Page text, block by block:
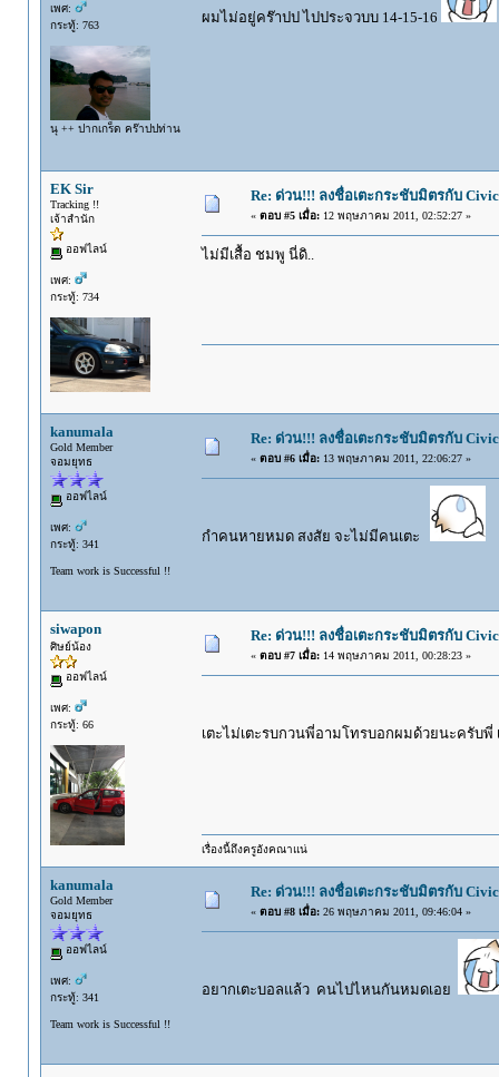
เพศ:
กระทู้: 763
นุ ++ ปากเกร็ด คร๊าปปท่าน
ผมไม่อยู่คร๊าปป ไปประจวบบ 14-15-16
EK Sir
Tracking !!
เจ้าสำนัก
ออฟไลน์
เพศ:
กระทู้: 734
Re: ด่วน!!! ลงชื่อเตะกระชับมิตรกับ Civic
« ตอบ #5 เมื่อ:12 พฤษภาคม 2011, 02:52:27 »
ไม่มีเสื้อ ชมพู นี่ดิ..
kanumala
Gold Member
จอมยุทธ
ออฟไลน์
เพศ:
กระทู้: 341
Team work is Successful !!
Re: ด่วน!!! ลงชื่อเตะกระชับมิตรกับ Civic
« ตอบ #6 เมื่อ:13 พฤษภาคม 2011, 22:06:27 »
กำคนหายหมด สงสัย จะไม่มีคนเตะ
siwapon
ศิษย์น้อง
ออฟไลน์
เพศ:
กระทู้: 66
Re: ด่วน!!! ลงชื่อเตะกระชับมิตรกับ Civic
« ตอบ #7 เมื่อ:14 พฤษภาคม 2011, 00:28:23 »
เตะไม่เตะรบกวนพี่อามโทรบอกผมด้วยนะครับพี่
เรื่องนี้ถึงครูอังคณาแน่
kanumala
Gold Member
จอมยุทธ
ออฟไลน์
เพศ:
กระทู้: 341
Team work is Successful !!
Re: ด่วน!!! ลงชื่อเตะกระชับมิตรกับ Civic
« ตอบ #8 เมื่อ:26 พฤษภาคม 2011, 09:46:04 »
อยากเตะบอลแล้ว คนไปไหนกันหมดเอย